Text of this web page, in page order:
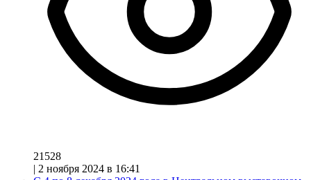
21528
| 2 ноября 2024 в 16:41